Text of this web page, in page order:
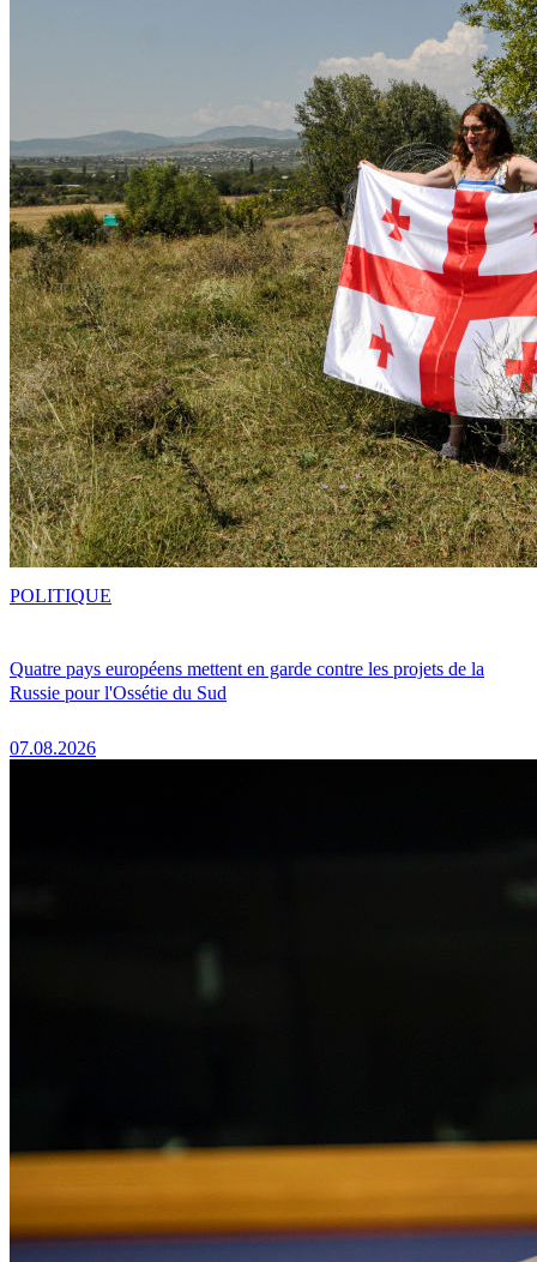
Quatre pays européens mettent en garde contre les projets de la
Russie pour l'Ossétie du Sud
07.08.2026
POLITIQUE